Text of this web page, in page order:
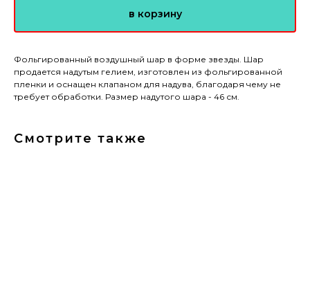
в корзину
Фольгированный воздушный шар в форме звезды. Шар
продается надутым гелием, изготовлен из фольгированной
пленки и оснащен клапаном для надува, благодаря чему не
требует обработки. Размер надутого шара - 46 см.
Смотрите также